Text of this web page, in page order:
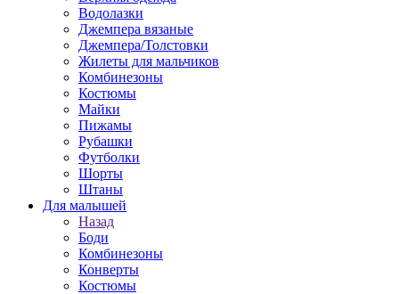
Водолазки
Джемпера вязаные
Джемпера/Толстовки
Жилеты для мальчиков
Комбинезоны
Костюмы
Майки
Пижамы
Рубашки
Футболки
Шорты
Штаны
Для малышей
Назад
Боди
Комбинезоны
Конверты
Костюмы